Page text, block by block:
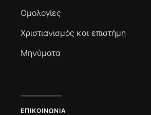
Ομολογίες
Χριστιανισμός και επιστήμη
Μηνύματα
ΕΠΙΚΟΙΝΩΝΊΑ